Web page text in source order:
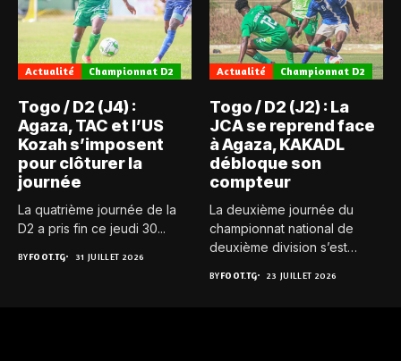
Actualité Championnat D2
Togo / D2 (J4) :
Agaza, TAC et l’US
Kozah s’imposent
pour clôturer la
journée
La quatrième journée de la
D2 a pris fin ce jeudi 30...
BYFOOT.TG 31 JUILLET 2026
Actualité Championnat D2
Togo / D2 (J2) : La
JCA se reprend face
à Agaza, KAKADL
débloque son
compteur
La deuxième journée du
championnat national de
deuxième division s’est
BYFOOT.TG 23 JUILLET 2026